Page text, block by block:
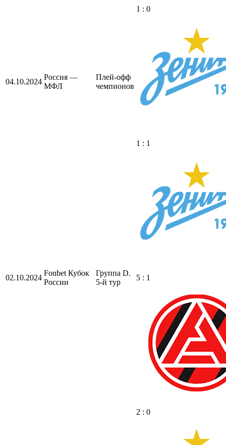
1 : 0
04.10.2024
Россия —
МФЛ
Плей-офф
чемпионов
1 : 1
02.10.2024
Fonbet Кубок
России
Группа D.
5-й тур
5 : 1
2 : 0